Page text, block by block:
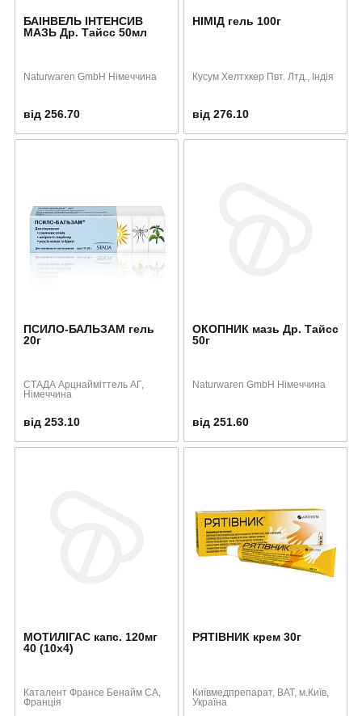
БАІНВЕЛЬ ІНТЕНСИВ
МАЗЬ Др. Тайсс 50мл
Naturwaren GmbH Німеччина
від 256.70
НІМІД гель 100г
Кусум Хелтхкер Пвт. Лтд., Індія
від 276.10
ПСИЛО-БАЛЬЗАМ гель
20г
СТАДА Арцнайміттель АГ,
Німеччина
від 253.10
ОКОПНИК мазь Др. Тайсс
50г
Naturwaren GmbH Німеччина
від 251.60
МОТИЛІГАС капс. 120мг
40 (10х4)
Каталент Франсе Бенайм СА,
Франція
РЯТІВНИК крем 30г
Київмедпрепарат, ВАТ, м.Київ,
Україна